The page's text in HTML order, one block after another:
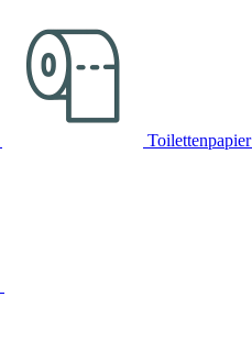
Toilettenpapier